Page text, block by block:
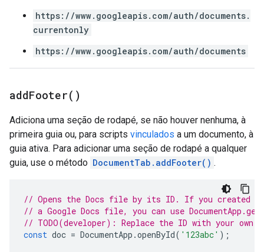
https://www.googleapis.com/auth/documents.
currentonly
https://www.googleapis.com/auth/documents
addFooter( )
Adiciona uma seção de rodapé, se não houver nenhuma, à
primeira guia ou, para scripts vinculados a um documento, à
guia ativa. Para adicionar uma seção de rodapé a qualquer
guia, use o método DocumentTab.addFooter() .
// Opens the Docs file by its ID. If you created
// a Google Docs file, you can use
// TODO(developer): Replace the ID with your own.
const doc = DocumentApp .openById( '123abc' );